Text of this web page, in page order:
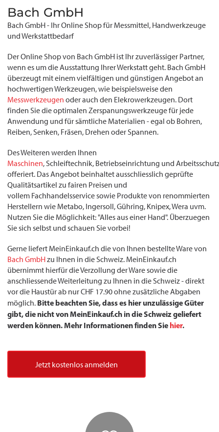
Bach GmbH
Bach GmbH - Ihr Online Shop für Messmittel, Handwerkzeuge
und Werkstattbedarf
Der Online Shop von Bach GmbH ist Ihr zuverlässiger Partner,
wenn es um die Ausstattung Ihrer Werkstatt geht. Bach GmbH
überzeugt mit einem vielfältigen und günstigen Angebot an
hochwertigen Werkzeugen, wie beispielsweise den
Messwerkzeugen oder auch den Elekrowerkzeugen. Dort
finden Sie die optimalen Zerspanungswerkzeuge für jede
Anwendung und für sämtliche Materialien - egal ob Bohren,
Reiben, Senken, Fräsen, Drehen oder Spannen.
Des Weiteren werden Ihnen
Maschinen, Schleiftechnik, Betriebseinrichtung und
offeriert. Das Angebot beinhaltet ausschliesslich geprüfte
Qualitätsartikel zu fairen Preisen und
vollem Fachhandelsservice sowie Produkte von renommierten
Herstellern wie Metabo, Ingersoll, Gühring, Knipex, Wera uvm.
Nutzen Sie die Möglichkeit: "Alles aus einer Hand". Überzuegen
Sie sich selbst und schauen Sie vorbei!
Gerne liefert MeinEinkauf.ch die von Ihnen bestellte Ware von
Bach GmbHzu Ihnen in die Schweiz. MeinEinkauf.ch
übernimmt hierfür die Verzollung der Ware sowie die
anschliessende Weiterleitung zu Ihnen in die Schweiz - direkt
vor die Haustür ab nur CHF 17.90 ohne zusätzliche Abgaben
möglich. Bitte beachten Sie, dass es hier unzulässige Güter
gibt, die nicht von MeinEinkauf.ch in die Schweiz geliefert
werden können. Mehr Informationen finden Sie hier.
Jetzt kostenlos anmelden